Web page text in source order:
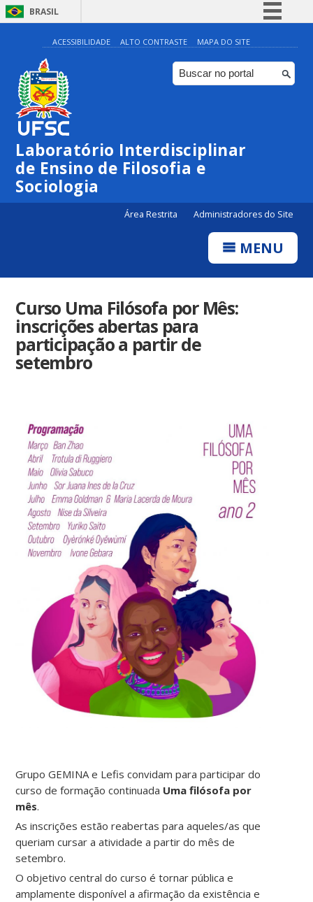
BRASIL
Simplifique!
Comunica BR
Participe
Canais
ACESSIBILIDADE ALTO CONTRASTE MAPA DO SITE
Laboratório Interdisciplinar
de Ensino de Filosofia e
Sociologia
Área Restrita Administradores do Site
MENU
Curso Uma Filósofa por Mês:
inscrições abertas para
participação a partir de
setembro
Grupo GEMINA e Lefis convidam para participar do
curso de formação continuada Uma filósofa por
mês.
As inscrições estão reabertas para aqueles/as que
queriam cursar a atividade a partir do mês de
setembro.
O objetivo central do curso é tornar pública e
amplamente disponível a afirmação da existência e